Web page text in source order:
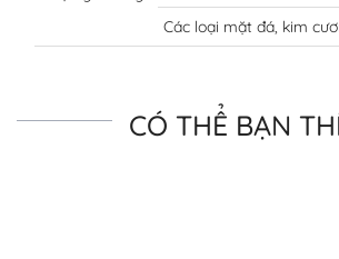
Các loại mặt đá, kim
CÓ THỂ BẠN